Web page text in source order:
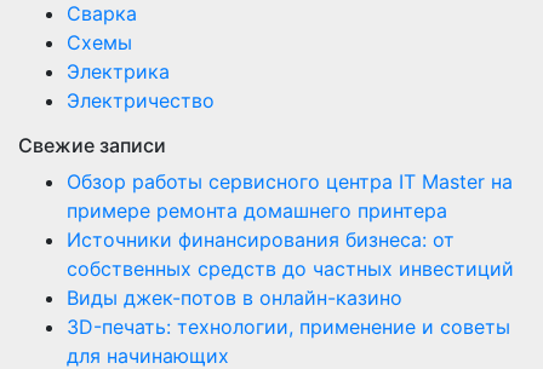
Сварка
Схемы
Электрика
Электричество
Свежие записи
Обзор работы сервисного центра IT Master на
примере ремонта домашнего принтера
Источники финансирования бизнеса: от
собственных средств до частных инвестиций
Виды джек-потов в онлайн-казино
3D-печать: технологии, применение и советы
для начинающих